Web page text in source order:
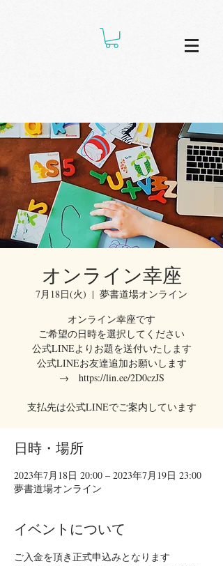
オンライン幸座
7月18日(火)
  |
夢書道場オンライン
オンライン幸座です
ご希望の日時を選択してください
公式LINEよりお題を送付いたします
公式LINEお友達追加お願いします
→ https://lin.ee/2D0czJS
支払先は公式LINEでご案内しています
日時・場所
2023年7月18日 20:00 – 2023年7月19日 23:00
夢書道場オンライン
イベントについて
ご入金を頂き正式申込みとなります